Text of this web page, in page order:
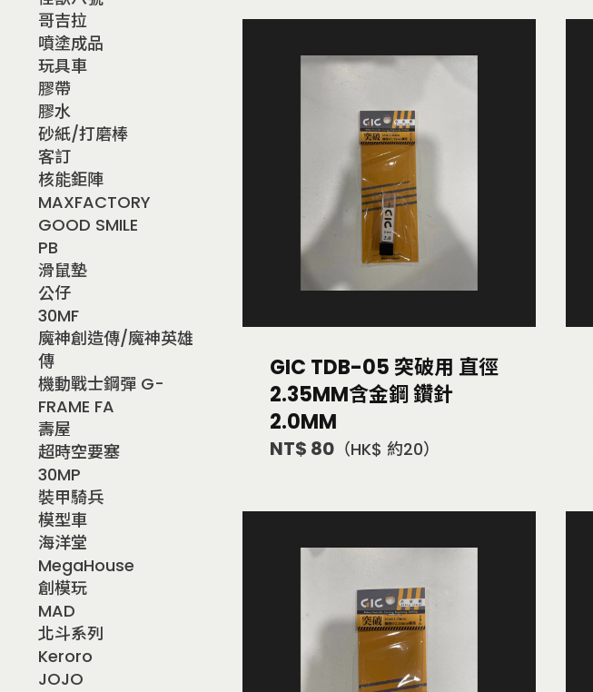
哥吉拉
噴塗成品
玩具車
膠帶
膠水
砂紙/打磨棒
客訂
核能鉅陣
MAXFACTORY
GOOD SMILE
PB
滑鼠墊
公仔
30MF
魔神創造傳/魔神英雄
傳
機動戰士鋼彈 G-
FRAME FA
壽屋
超時空要塞
30MP
裝甲騎兵
模型車
海洋堂
MegaHouse
創模玩
MAD
北斗系列
Keroro
JOJO
GIC TDB-05 突破用 直徑
2.35MM含金鋼 鑽針
2.0MM
NT$ 80 （HK$ 約20）